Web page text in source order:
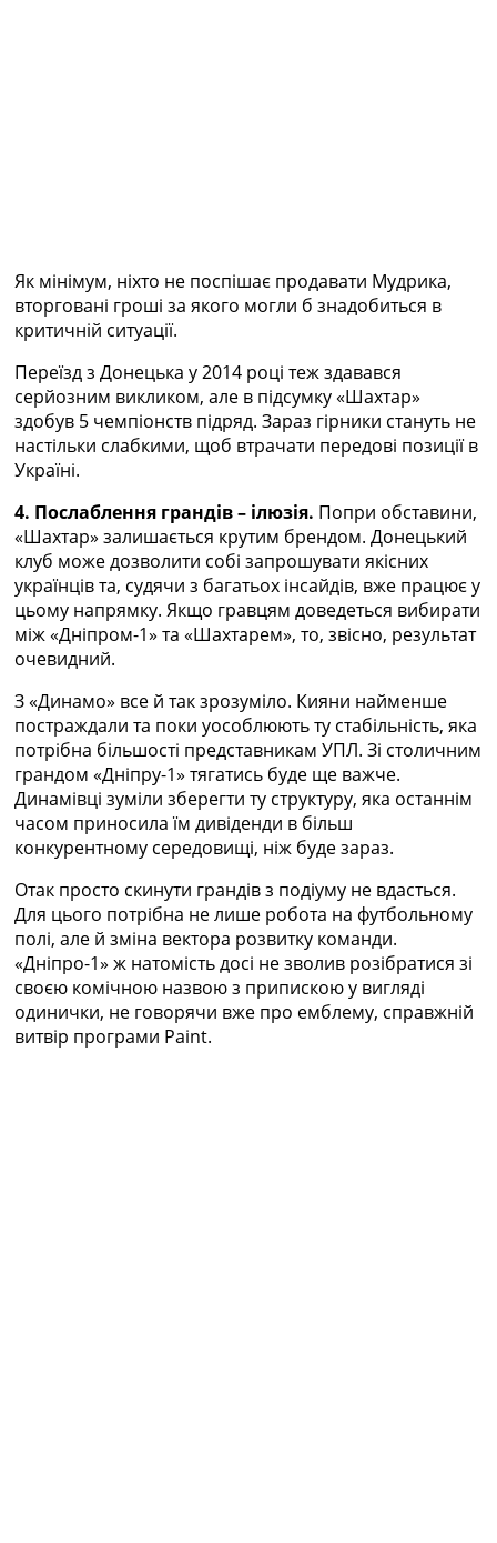
Як мінімум, ніхто не поспішає продавати Мудрика,
вторговані гроші за якого могли б знадобиться в
критичній ситуації.
Переїзд з Донецька у 2014 році теж здавався
серйозним викликом, але в підсумку «Шахтар»
здобув 5 чемпіонств підряд. Зараз гірники стануть не
настільки слабкими, щоб втрачати передові позиції в
Україні.
4. Послаблення грандів – ілюзія. Попри обставини,
«Шахтар» залишається крутим брендом. Донецький
клуб може дозволити собі запрошувати якісних
українців та, судячи з багатьох інсайдів, вже працює у
цьому напрямку. Якщо гравцям доведеться вибирати
між «Дніпром-1» та «Шахтарем», то, звісно, результат
очевидний.
З «Динамо» все й так зрозуміло. Кияни найменше
постраждали та поки уособлюють ту стабільність, яка
потрібна більшості представникам УПЛ. Зі столичним
грандом «Дніпру-1» тягатись буде ще важче.
Динамівці зуміли зберегти ту структуру, яка останнім
часом приносила їм дивіденди в більш
конкурентному середовищі, ніж буде зараз.
Отак просто скинути грандів з подіуму не вдасться.
Для цього потрібна не лише робота на футбольному
полі, але й зміна вектора розвитку команди.
«Дніпро-1» ж натомість досі не зволив розібратися зі
своєю комічною назвою з припискою у вигляді
одинички, не говорячи вже про емблему, справжній
витвір програми Paint.